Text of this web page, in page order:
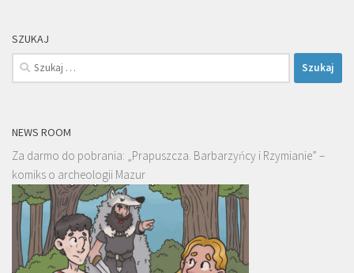
SZUKAJ
Szukaj:
NEWS ROOM
Za darmo do pobrania: „Prapuszcza. Barbarzyńcy i Rzymianie” –
komiks o archeologii Mazur